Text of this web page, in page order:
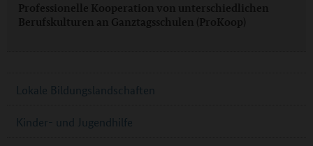
Professionelle Kooperation von unterschiedlichen
Berufskulturen an Ganztagsschulen (ProKoop)
Lokale Bildungslandschaften
Kinder- und Jugendhilfe